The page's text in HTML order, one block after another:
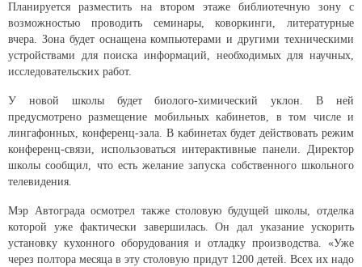
Планируется разместить на втором этаже библиотечную зону с
возможностью проводить семинары, коворкинги, литературные
вчера. Зона будет оснащена компьютерами и другими техническими
устройствами для поиска информаций, необходимых для научных,
исследовательских работ.
У новой школы будет биолого-химический уклон. В ней
предусмотрено размещение мобильных кабинетов, в том числе и
лингафонных, конференц-зала. В кабинетах будет действовать режим
конференц-связи, использоваться интерактивные панели. Директор
школы сообщил, что есть желание запуска собственного школьного
телевидения.
Мэр Автограда осмотрел также столовую будущей школы, отделка
которой уже фактически завершилась. Он дал указание ускорить
установку кухонного оборудования и отладку производства. «Уже
через полтора месяца в эту столовую придут 1200 детей. Всех их надо